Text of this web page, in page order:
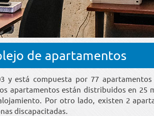
de apartamentos
y está compuesta por 77
apartamentos están distribuidos en 25
Por otro lado, existen 2
discapacitadas.